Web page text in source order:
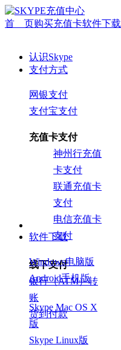
首 页购买充值卡软件下载
认识Skype
支付方式
网银支付
支付宝支付
充值卡支付
神州行充值
卡支付
联通充值卡
支付
电信充值卡
支付
线下支付
银行（ATM）转
账
货到付款
软件下载
Windows电脑版
Android手机版
Skype Mac OS X
版
Skype Linux版